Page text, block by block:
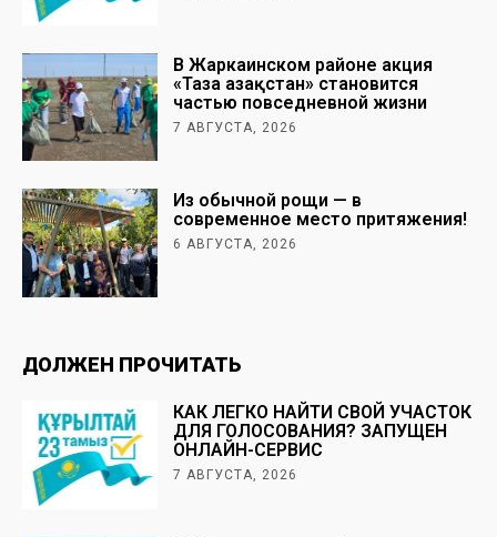
В Жаркаинском районе акция
«Таза Қазақстан» становится
частью повседневной жизни
7 АВГУСТА, 2026
Из обычной рощи — в
современное место притяжения!
6 АВГУСТА, 2026
ДОЛЖЕН ПРОЧИТАТЬ
КАК ЛЕГКО НАЙТИ СВОЙ УЧАСТОК
ДЛЯ ГОЛОСОВАНИЯ? ЗАПУЩЕН
ОНЛАЙН-СЕРВИС
7 АВГУСТА, 2026